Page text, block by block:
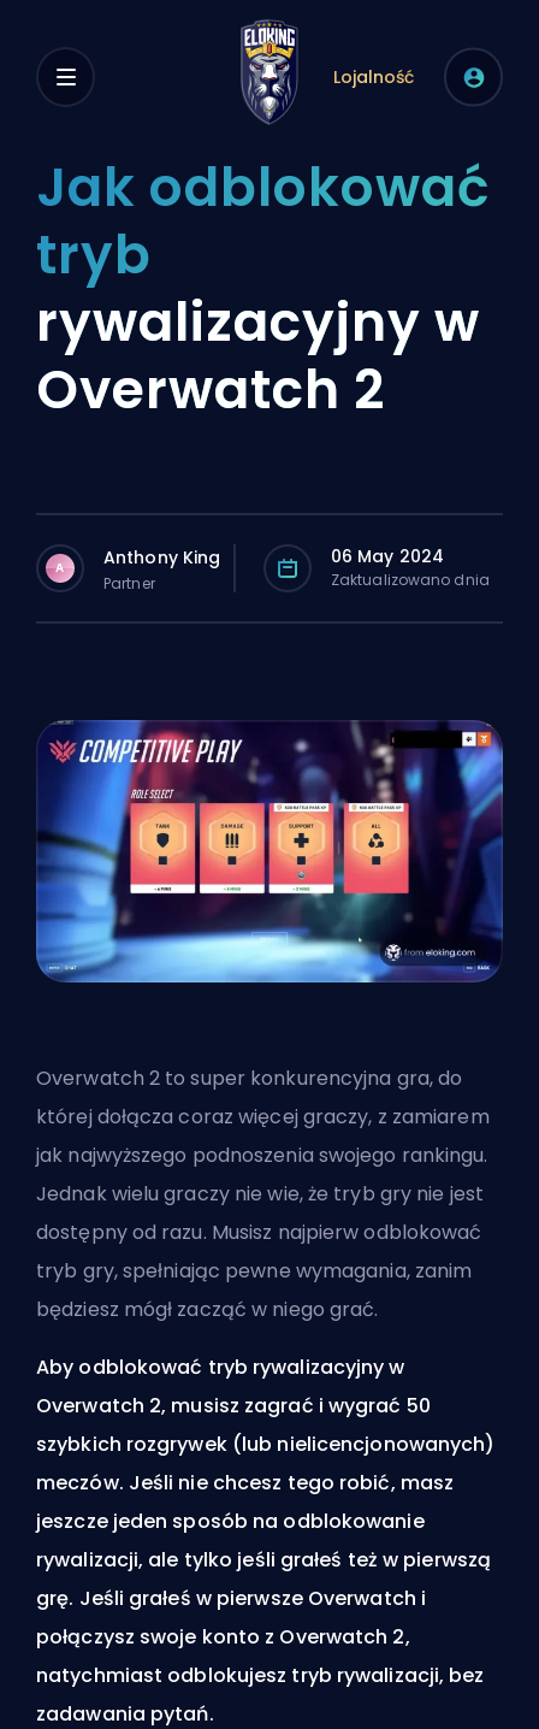
Lojalność
Jak odblokować
tryb
rywalizacyjny w
Overwatch 2
A Anthony King
Partner
06 May 2024
Zaktualizowano dnia
Overwatch 2 to super konkurencyjna gra, do
której dołącza coraz więcej graczy, z zamiarem
jak najwyższego podnoszenia swojego rankingu.
Jednak wielu graczy nie wie, że tryb gry nie jest
dostępny od razu. Musisz najpierw odblokować
tryb gry, spełniając pewne wymagania, zanim
będziesz mógł zacząć w niego grać.
Aby odblokować tryb rywalizacyjny w
Overwatch 2, musisz zagrać i wygrać 50
szybkich rozgrywek (lub nielicencjonowanych)
meczów. Jeśli nie chcesz tego robić, masz
jeszcze jeden sposób na odblokowanie
rywalizacji, ale tylko jeśli grałeś też w pierwszą
grę. Jeśli grałeś w pierwsze Overwatch i
połączysz swoje konto z Overwatch 2,
natychmiast odblokujesz tryb rywalizacji, bez
zadawania pytań.